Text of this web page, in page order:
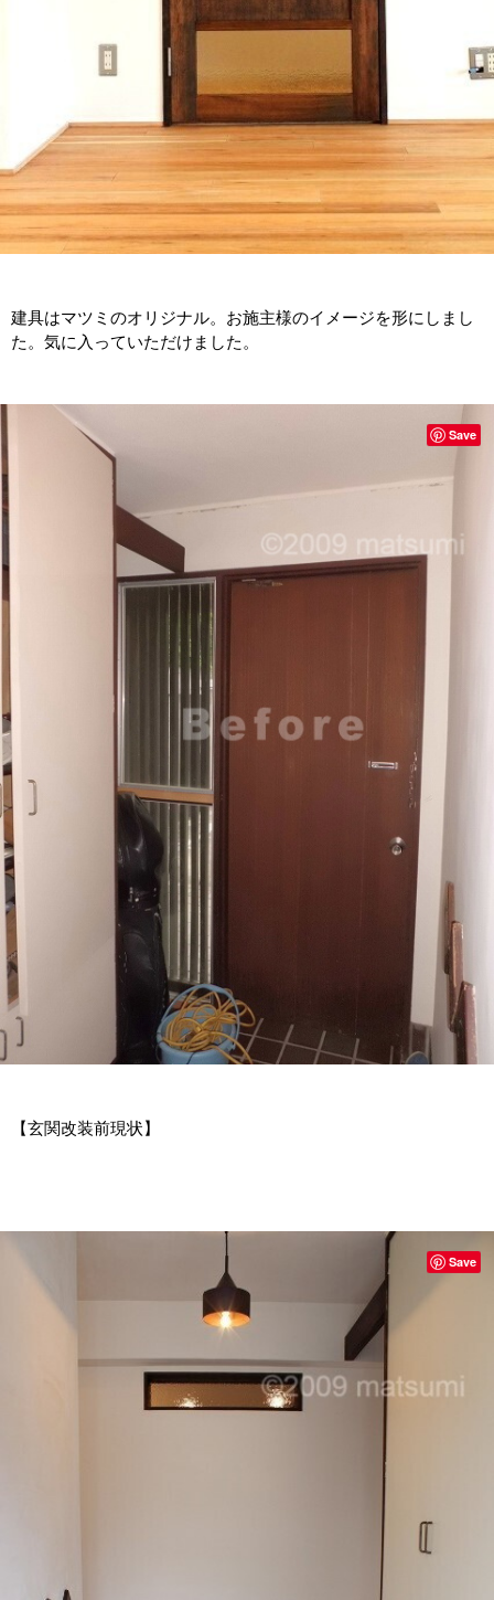
建具はマツミのオリジナル。お施主様のイメージを形にしまし
た。気に入っていただけました。
【玄関改装前現状】
Save
Save